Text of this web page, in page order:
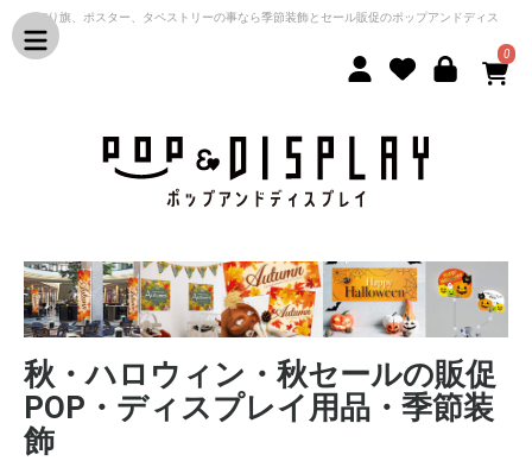
のぼり旗、ポスター、タペストリーの事なら季節装飾とセール販促のポップアンドディス
プレイ
0
秋・ハロウィン・秋セールの販促
POP・ディスプレイ用品・季節装
飾